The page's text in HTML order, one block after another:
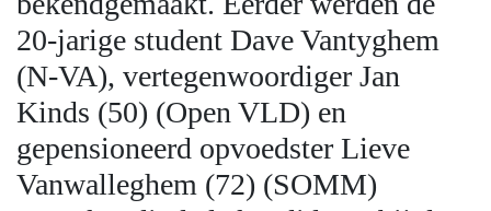
20-jarige student Dave Vantyghem
(N-VA), vertegenwoordiger Jan
Kinds (50) (Open VLD) en
gepensioneerd opvoedster Lieve
Vanwalleghem (72) (SOMM)